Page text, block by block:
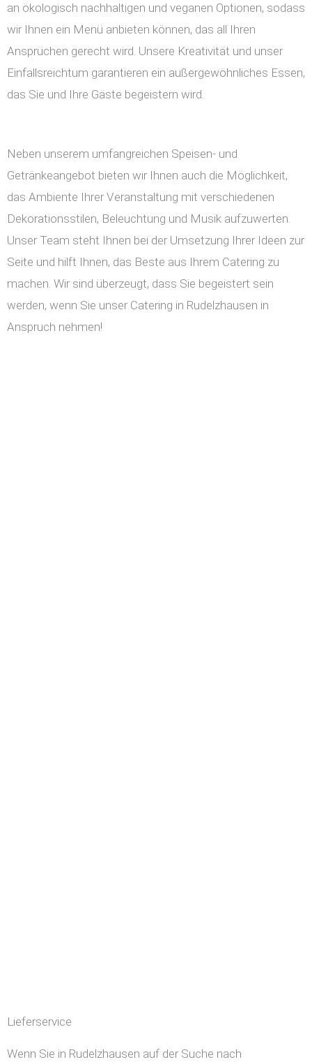
an ökologisch nachhaltigen und veganen Optionen, sodass
wir Ihnen ein Menü anbieten können, das all Ihren
Ansprüchen gerecht wird. Unsere Kreativität und unser
Einfallsreichtum garantieren ein außergewöhnliches Essen,
das Sie und Ihre Gäste begeistern wird.
Neben unserem umfangreichen Speisen- und
Getränkeangebot bieten wir Ihnen auch die Möglichkeit,
das Ambiente Ihrer Veranstaltung mit verschiedenen
Dekorationsstilen, Beleuchtung und Musik aufzuwerten.
Unser Team steht Ihnen bei der Umsetzung Ihrer Ideen zur
Seite und hilft Ihnen, das Beste aus Ihrem Catering zu
machen. Wir sind überzeugt, dass Sie begeistert sein
werden, wenn Sie unser Catering in Rudelzhausen in
Anspruch nehmen!
Lieferservice
Wenn Sie in Rudelzhausen auf der Suche nach